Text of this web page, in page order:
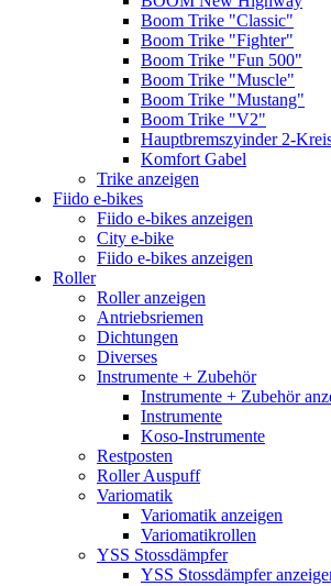
Boom Trike "Classic"
Boom Trike "Fighter"
Boom Trike "Fun 500"
Boom Trike "Muscle"
Boom Trike "Mustang"
Boom Trike "V2"
Hauptbremszyinder 2-
Komfort Gabel
Trike anzeigen
Fiido e-bikes
Fiido e-bikes anzeigen
City e-bike
Fiido e-bikes anzeigen
Roller
Roller anzeigen
Antriebsriemen
Dichtungen
Diverses
Instrumente + Zubehör
Instrumente + Zubehör
Instrumente
Koso-Instrumente
Restposten
Roller Auspuff
Variomatik
Variomatik anzeigen
Variomatikrollen
YSS Stossdämpfer
YSS Stossdämpfer